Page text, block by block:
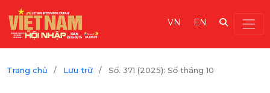
VN EN
Trang chủ / Lưu trữ / Số. 371 (2025): Số tháng 10